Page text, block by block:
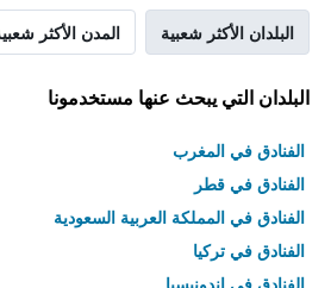
البلدان الأكثر شعبية المدن الأكثر
البلدان التي يبحث عنها مستخدمونا
الفنادق في المغرب
الفنادق في قطر
الفنادق في المملكة العربية السعودية
الفنادق في تركيا
الفنادق في إندونيسيا